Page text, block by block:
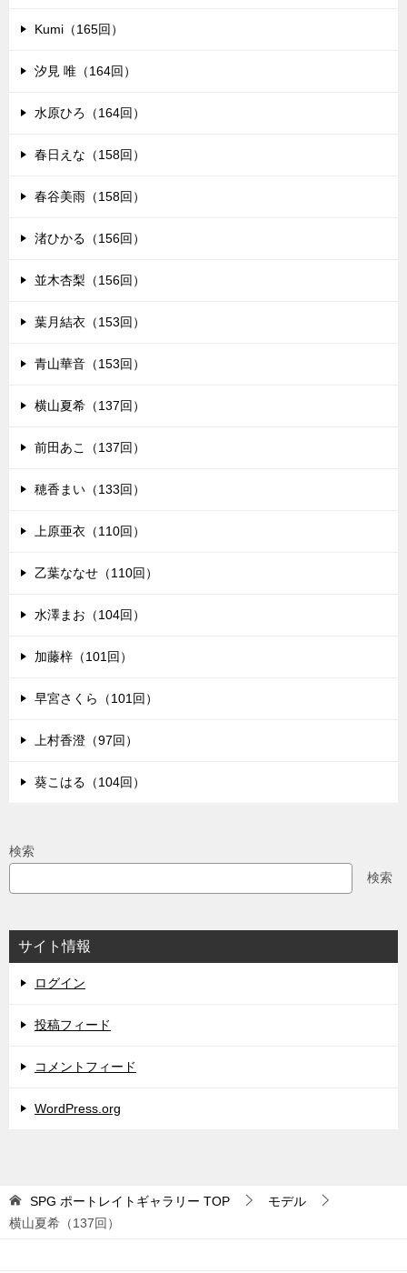
Kumi（165回）
汐見 唯（164回）
水原ひろ（164回）
春日えな（158回）
春谷美雨（158回）
渚ひかる（156回）
並木杏梨（156回）
葉月結衣（153回）
青山華音（153回）
横山夏希（137回）
前田あこ（137回）
穂香まい（133回）
上原亜衣（110回）
乙葉ななせ（110回）
水澤まお（104回）
加藤梓（101回）
早宮さくら（101回）
上村香澄（97回）
葵こはる（104回）
検索
検索
サイト情報
ログイン
投稿フィード
コメントフィード
WordPress.org
SPG ポートレイトギャラリー TOP
モデル
横山夏希（137回）